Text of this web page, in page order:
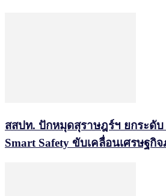
สสปท. ปักหมุดสุราษฎร์ฯ ยกระดับ
Smart Safety ขับเคลื่อนเศรษฐกิ